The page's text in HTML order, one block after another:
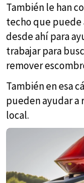
También le han
techo que
desde ahí para
trabajar para
remover
También en esa
pueden ayudar a
local.